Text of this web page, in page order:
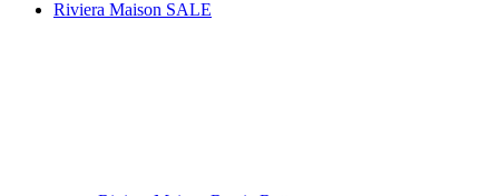
Riviera Maison SALE